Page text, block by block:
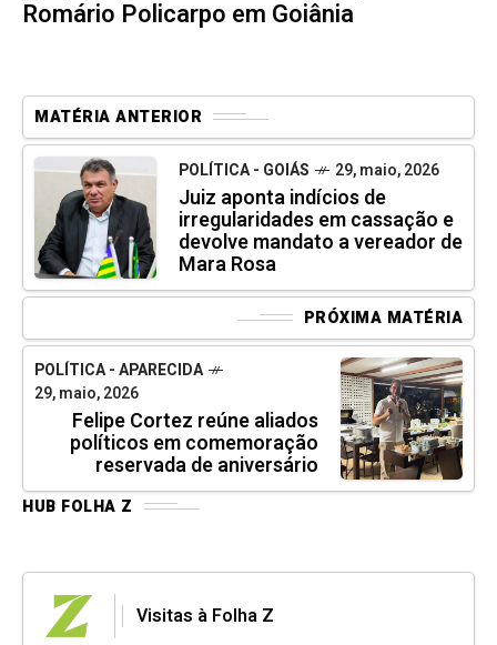
Romário Policarpo em Goiânia
MATÉRIA ANTERIOR
POLÍTICA - GOIÁS 29, maio, 2026
Juiz aponta indícios de
irregularidades em cassação e
devolve mandato a vereador de
Mara Rosa
PRÓXIMA MATÉRIA
POLÍTICA - APARECIDA
29, maio, 2026
Felipe Cortez reúne aliados
políticos em comemoração
reservada de aniversário
HUB FOLHA Z
Visitas à Folha Z